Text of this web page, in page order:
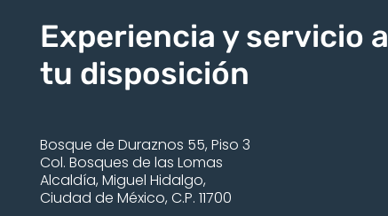
Experiencia y servicio a
tu disposición
Bosque de Duraznos 55, Piso 3
Col. Bosques de las Lomas
Alcaldía, Miguel Hidalgo,
Ciudad de México, C.P. 11700